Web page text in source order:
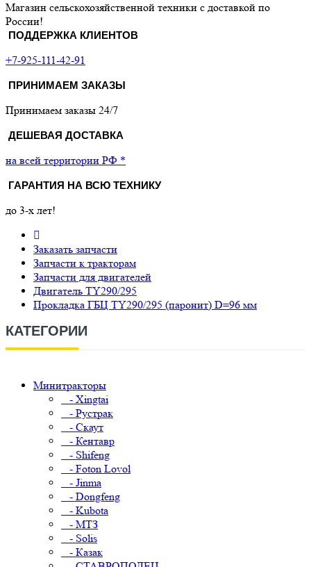
Магазин сельскохозяйственной техники с доставкой по
России!
ПОДДЕРЖКА КЛИЕНТОВ
+7-925-111-42-91
ПРИНИМАЕМ ЗАКАЗЫ
Принимаем заказы 24/7
ДЕШЕВАЯ ДОСТАВКА
на всей территории РФ *
ГАРАНТИЯ НА ВСЮ ТЕХНИКУ
до 3-х лет!
Заказать запчасти
Запчасти к тракторам
Запчасти для двигателей
Двигатель TY290/295
Прокладка ГБЦ TY290/295 (паронит) D=96 мм
КАТЕГОРИИ
Минитракторы
- Xingtai
- Рустрак
- Скаут
- Кентавр
- Shifeng
- Foton Lovol
- Jinma
- Dongfeng
- Kubota
- МТЗ
- Solis
- Казак